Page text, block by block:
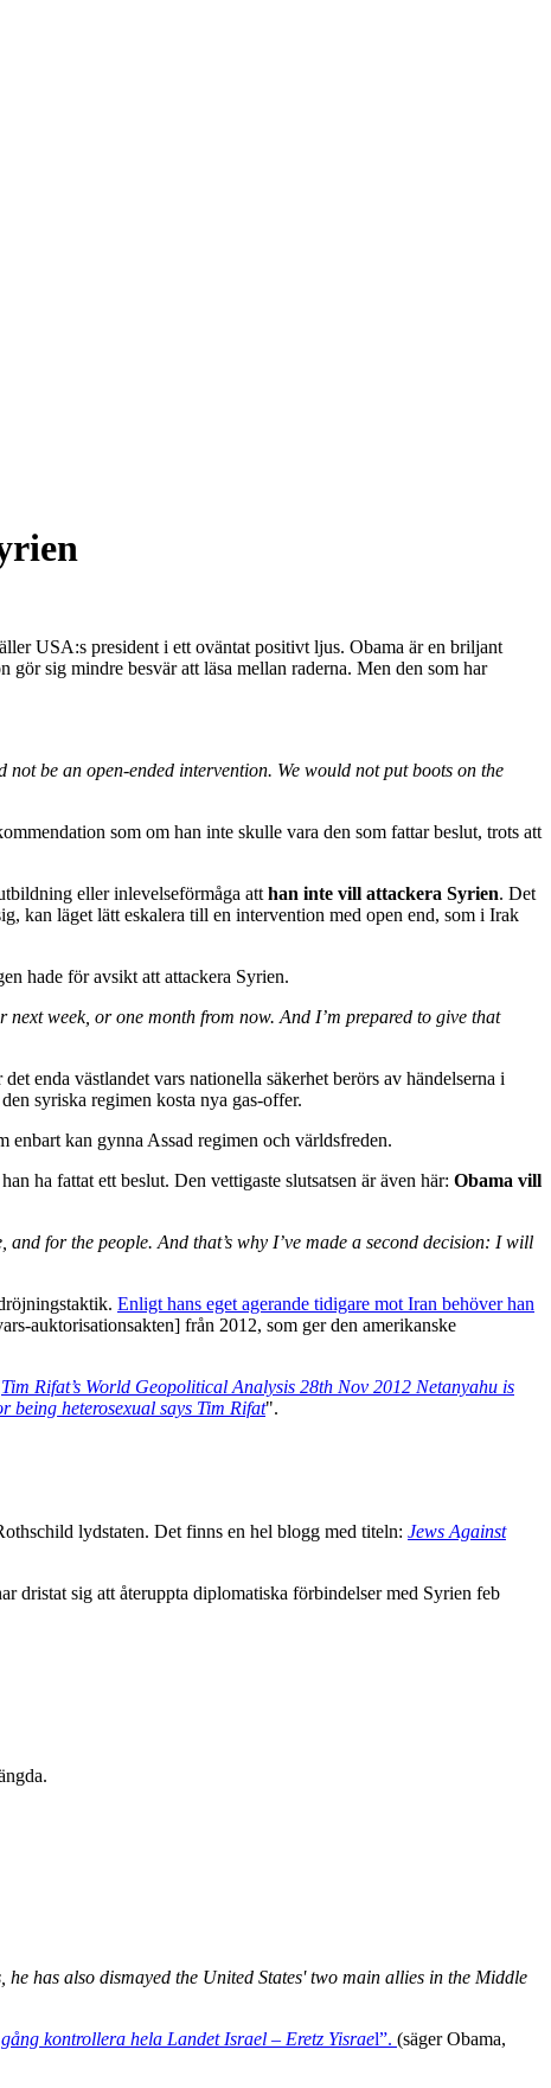
USA:s president i ett oväntat positivt ljus. Obama är en briljant
sig mindre besvär att läsa mellan raderna. Men den som har
be an open-ended intervention. We would not put boots on the
som om han inte skulle vara den som fattar beslut, trots att
eller inlevelseförmåga att han inte vill attackera Syrien. Det
kan läget lätt eskalera till en intervention med open end, som i Irak
hade för avsikt att attackera Syrien.
week, or one month from now. And I’m prepared to give that
enda västlandet vars nationella säkerhet berörs av händelserna i
syriska regimen kosta nya gas-offer.
kan gynna Assad regimen och världsfreden.
ha fattat ett beslut. Den vettigaste slutsatsen är även här: Obama vill
for the people. And that’s why I’ve made a second decision: I will
Enligt hans eget agerande tidigare mot Iran behöver han
auktorisationsakten] från 2012, som ger den amerikanske
Tim Rifat’s World Geopolitical Analysis 28th Nov 2012 Netanyahu is
being heterosexual says Tim Rifat".
lydstaten. Det finns en hel blogg med titeln: Jews Against
dristat sig att återuppta diplomatiska förbindelser med Syrien feb
has also dismayed the United States' two main allies in the Middle
kontrollera hela Landet Israel – Eretz Yisrael”. (säger Obama,